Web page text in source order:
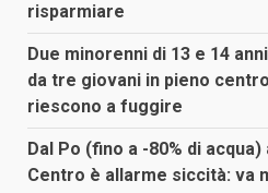
risparmiare
Due minorenni di 13 e 14
da tre giovani in pieno
riescono a fuggire
Dal Po (fino a -80% di
Centro è allarme siccità: va